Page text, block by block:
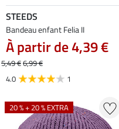
STEEDS
Bandeau enfant Felia II
À partir de 4,39 €
5,49 €6,99 €
4.0
1
20 % + 20 % EXTRA